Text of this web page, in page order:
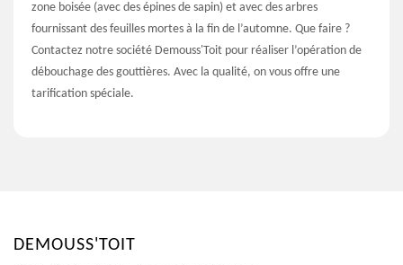
zone boisée (avec des épines de sapin) et avec des arbres
fournissant des feuilles mortes à la fin de l’automne. Que faire ?
Contactez notre société Demouss'Toit pour réaliser l’opération de
débouchage des gouttières. Avec la qualité, on vous offre une
tarification spéciale.
DEMOUSS'TOIT